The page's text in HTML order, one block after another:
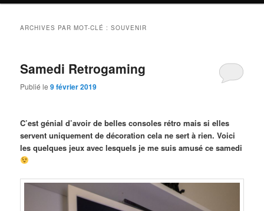
ARCHIVES PAR MOT-CLÉ :SOUVENIR
Samedi Retrogaming
Publié le9 février 2019
C’est génial d’avoir de belles consoles rétro mais si elles
servent uniquement de décoration cela ne sert à rien. Voici
les quelques jeux avec lesquels je me suis amusé ce samedi